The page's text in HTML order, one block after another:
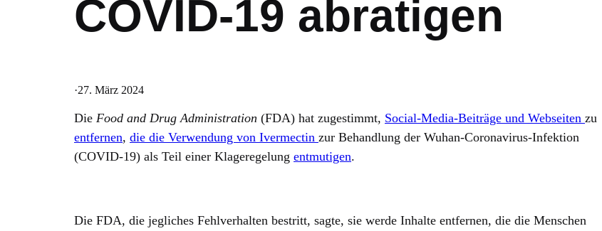
COVID-19 abratigen
·27. März 2024
Die Food and Drug Administration (FDA) hat zugestimmt, Social-Media-Beiträge und Webseiten zu
entfernen, die die Verwendung von Ivermectin zur Behandlung der Wuhan-Coronavirus-Infektion
(COVID-19) als Teil einer Klageregelung entmutigen.
Die FDA, die jegliches Fehlverhalten bestritt, sagte, sie werde Inhalte entfernen, die die Menschen